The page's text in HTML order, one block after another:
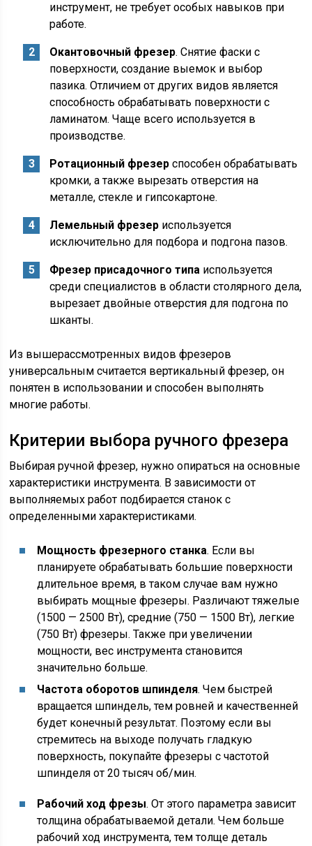
инструмент, не требует особых навыков при
работе.
Окантовочный фрезер. Снятие фаски с
поверхности, создание выемок и выбор
пазика. Отличием от других видов является
способность обрабатывать поверхности с
ламинатом. Чаще всего используется в
производстве.
Ротационный фрезер способен обрабатывать
кромки, а также вырезать отверстия на
металле, стекле и гипсокартоне.
Лемельный фрезер используется
исключительно для подбора и подгона пазов.
Фрезер присадочного типа используется
среди специалистов в области столярного дела,
вырезает двойные отверстия для подгона по
шканты.
Из вышерассмотренных видов фрезеров
универсальным считается вертикальный фрезер, он
понятен в использовании и способен выполнять
многие работы.
Критерии выбора ручного фрезера
Выбирая ручной фрезер, нужно опираться на основные
характеристики инструмента. В зависимости от
выполняемых работ подбирается станок с
определенными характеристиками.
Мощность фрезерного станка. Если вы
планируете обрабатывать большие поверхности
длительное время, в таком случае вам нужно
выбирать мощные фрезеры. Различают тяжелые
(1500 — 2500 Вт), средние (750 — 1500 Вт), легкие
(750 Вт) фрезеры. Также при увеличении
мощности, вес инструмента становится
значительно больше.
Частота оборотов шпинделя. Чем быстрей
вращается шпиндель, тем ровней и качественней
будет конечный результат. Поэтому если вы
стремитесь на выходе получать гладкую
поверхность, покупайте фрезеры с частотой
шпинделя от 20 тысяч об/мин.
Рабочий ход фрезы. От этого параметра зависит
толщина обрабатываемой детали. Чем больше
рабочий ход инструмента, тем толще деталь